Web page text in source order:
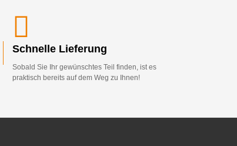
Schnelle Lieferung
Sobald Sie Ihr gewünschtes Teil finden, ist es
praktisch bereits auf dem Weg zu Ihnen!